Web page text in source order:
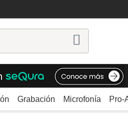
Grabación Microfonía Pro-
Black MBK